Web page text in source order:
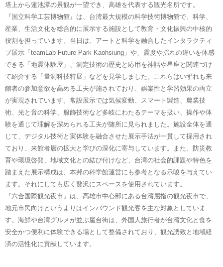
塔上から蓮池潭の景観が一望でき、高雄を代表する観光名所です。
『国立科学工芸博物館』は、台湾最大規模の科学技術博物館で、科学、
産業、生活文化を総合的に展示する施設として教育・文化振興の中核的
役割を担っています。当日は、アートと科学を融合したインタラクティ
ブ展示「teamLab Future Park Kaohsiung」や、震度や揺れの違いを体感
できる「地震体験屋」、測定技術の歴史と応用を神話や星座と関連づけ
て紹介する「量測科技特展」などを見学しました。これらはいずれも来
館者の参加意欲を高める工夫が施されており、娯楽性と学習効果の両立
が実現されています。常設展示では気候変動、スマート製造、農業技
術、光と音の科学、服飾技術など多岐にわたるテーマを扱い、操作や体
験を通じて理解を深められる工夫が随所に見られました。施設全体を通
じて、デジタル技術と実体験を融合させた展示手法が一貫して採用され
ており、来館者層の拡大と学びの深化に寄与しています。また、防災教
育や環境啓発、地域文化との結び付けなど、台湾の社会的課題や特色を
踏まえた展示構成は、本邦の科学館運営にも参考となる示唆を与えてい
ます。それにしても広く贅沢にスペースを使用されています。
『六合国際観光夜市』は、高雄市中心部にある台湾屈指の観光夜市で、
地元市民向けというよりはインバウンド観光客を主な対象としていま
す。海鮮や台湾グルメが並ぶ屋台街は、外国人旅行者が台湾文化と食を
安全かつ便利に体験できる場として整備されており、観光誘致と地域経
済の活性化に貢献しています。